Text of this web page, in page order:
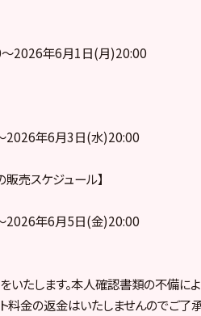
2026年6月1日(月)20:00
2026年6月3日(水)20:00
売スケジュール】
2026年6月5日(金)20:00
いたします。本人確認書類の不備に
料金の返金はいたしませんのでご了承